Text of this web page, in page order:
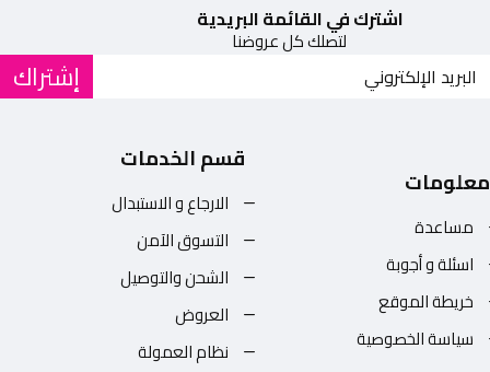
اشترك في القائمة البريدية
لتصلك كل عروضنا
إشتراك
معلومات
مساعدة
اسئلة و أجوبة
خريطة الموقع
سياسة الخصوصية
قسم الخدمات
الارجاع و الاستبدال
التسوق الآمن
الشحن والتوصيل
العروض
نظام العمولة